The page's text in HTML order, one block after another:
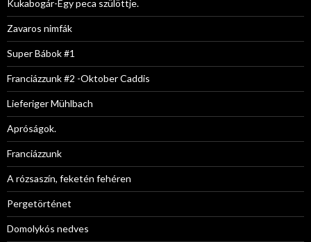
Kukabogár-Egy peca szülöttje.
Zavaros nimfák
Super Bábok #1
Franciázzunk #2 -Oktober Caddis
Lieferiger Mühlbach
Apróságok.
Franciázzunk
A rózsaszín, feketén fehéren
Pergetörténet
Domolykós nedves